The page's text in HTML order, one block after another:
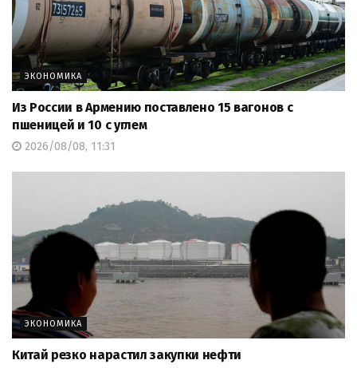
ЭКОНОМИКА
Из России в Армению поставлено 15 вагонов с
пшеницей и 10 с углем
2026/08/08, 11:31
ЭКОНОМИКА
Китай резко нарастил закупки нефти